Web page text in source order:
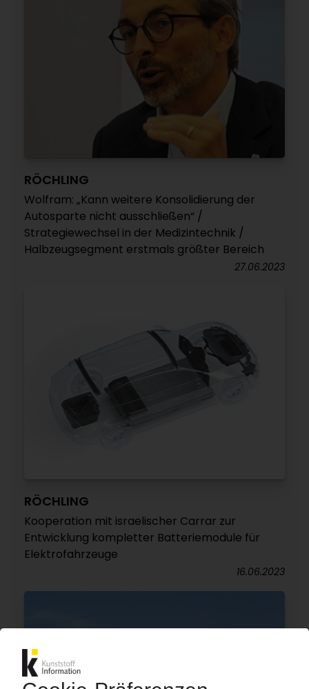
RÖCHLING
Wolfram: „Kann weitere Konsolidierung der
Autosparte nicht ausschließen“ /
Strategiewechsel in der Medizintechnik /
Halbzeugsegment erstmals größter Bereich
27.06.2023
RÖCHLING
Kooperation mit israelischer Carrar zur
Entwicklung kompletter Batteriemodule für
Elektrofahrzeuge
16.06.2023